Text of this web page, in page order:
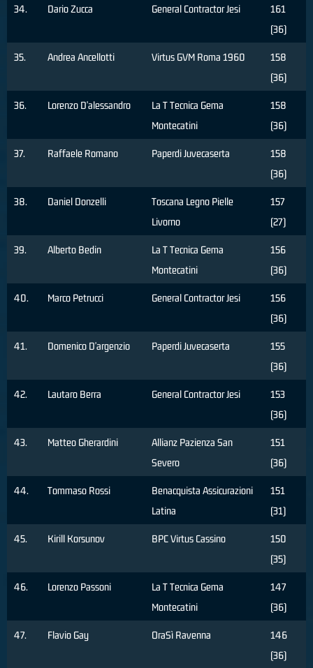
34. Dario Zucca General Contractor Jesi
161
(36)
35. Andrea Ancellotti Virtus GVM Roma 1960
158
(36)
36. Lorenzo D'alessandro
La T Tecnica Gema
Montecatini
158
(36)
37. Raffaele Romano Paperdi Juvecaserta
158
(36)
38. Daniel Donzelli
Toscana Legno Pielle
Livorno
157
(27)
39. Alberto Bedin
La T Tecnica Gema
Montecatini
156
(36)
40. Marco Petrucci General Contractor Jesi
156
(36)
41. Domenico D'argenzio Paperdi Juvecaserta
155
(36)
42. Lautaro Berra General Contractor Jesi
153
(36)
43. Matteo Gherardini
Allianz Pazienza San
Severo
151
(36)
44. Tommaso Rossi
Benacquista Assicurazioni
Latina
151
(31)
45. Kirill Korsunov BPC Virtus Cassino
150
(35)
46. Lorenzo Passoni
La T Tecnica Gema
Montecatini
147
(36)
47. Flavio Gay OraSì Ravenna
146
(36)